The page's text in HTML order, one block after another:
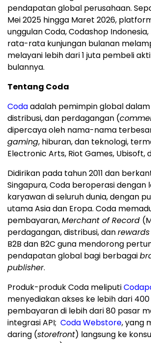
pendapatan global perusahaan.
Mei 2025 hingga Maret 2026,
unggulan Coda, Codashop
rata-rata kunjungan bulanan
melayani lebih dari 1 juta pembeli
bulannya.
Tentang Coda
Codaadalah pemimpin global
distribusi, dan perdagangan (
dipercaya oleh nama-nama
gaming, hiburan, dan teknologi,
Electronic Arts, Riot Games, Ubisoft,
Didirikan pada tahun 2011 dan
Singapura, Coda beroperasi dengan
karyawan di seluruh dunia, dengan
utama Asia dan Eropa. Coda
pembayaran,Merchant of Record
perdagangan, distribusi, danrewards
B2B dan B2C guna mendorong
pendapatan global bagi berbagai
publisher.
Produk-produk Coda meliputi
menyediakan akses ke lebih dari
pembayaran di lebih dari 80 pasar
integrasi API; Coda Webstore, yang
daring (storefront) langsung ke